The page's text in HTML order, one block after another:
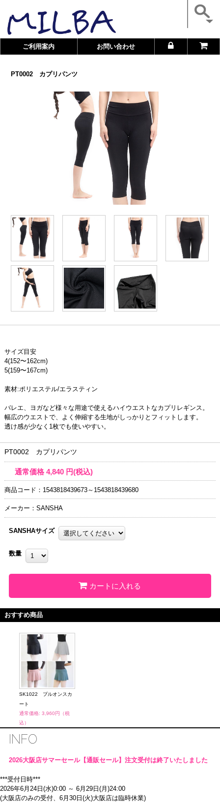
ご利用案内 お問い合わせ
PT0002 カプリパンツ
サイズ目安
4(152〜162cm)
5(159〜167cm)
素材:ポリエステル/エラスティン
バレエ、ヨガなど様々な用途で使えるハイウエストなカプリレギンス。
幅広のウエストで、よく伸縮する生地がしっかりとフィットします。
透け感が少なく1枚でも使いやすい。
PT0002 カプリパンツ
通常価格 4,840円(税込)
商品コード：1543818439673～1543818439680
メーカー：SANSHA
SANSHAサイズ
数量
カートに入れる
おすすめ商品
SK1022 プルオンスカ
ート
通常価格: 3,960円（税
込）
INFO
2026大阪店サマーセール【通販セール】注文受付は終了いたしました
***受付日時***
2026年6月24日(水)0:00 ～ 6月29日(月)24:00
(大阪店のみの受付、6月30日(火)大阪店は臨時休業)